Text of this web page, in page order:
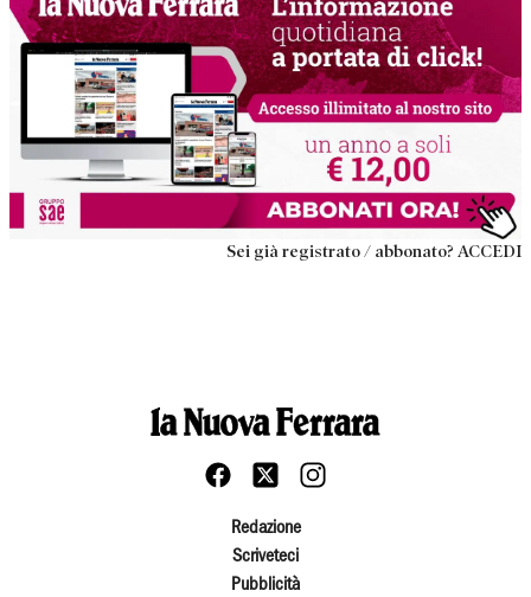
Sei già registrato / abbonato? ACCEDI
Redazione
Scriveteci
Pubblicità